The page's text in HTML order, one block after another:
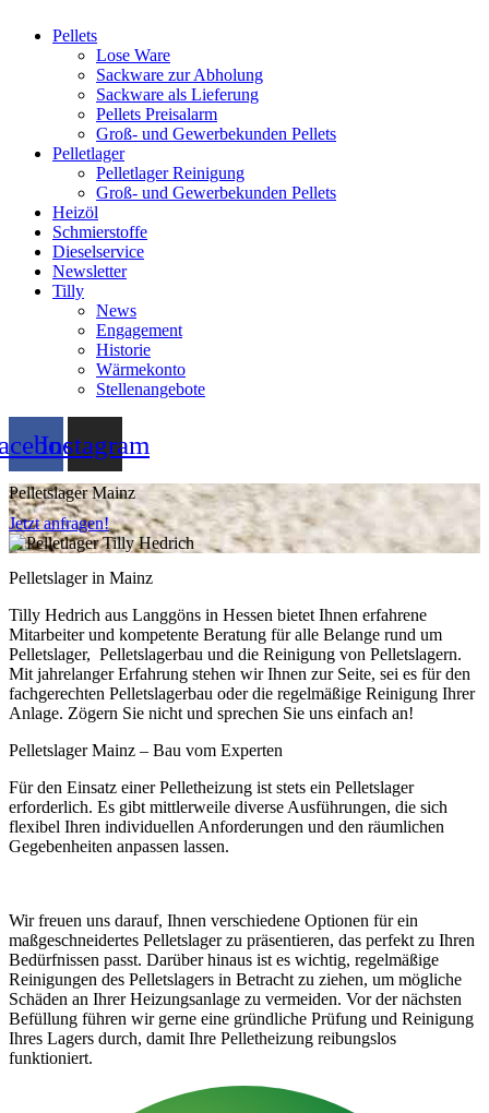
Pellets
Lose Ware
Sackware zur Abholung
Sackware als Lieferung
Pellets Preisalarm
Groß- und Gewerbekunden Pellets
Pelletlager
Pelletlager Reinigung
Groß- und Gewerbekunden Pellets
Heizöl
Schmierstoffe
Dieselservice
Newsletter
Tilly
News
Engagement
Historie
Wärmekonto
Stellenangebote
Instagram
Pelletslager Mainz
Jetzt anfragen!
Pelletslager in Mainz
Tilly Hedrich aus Langgöns in Hessen bietet Ihnen erfahrene
Mitarbeiter und kompetente Beratung für alle Belange rund um
Pelletslager, Pelletslagerbau und die Reinigung von Pelletslagern.
Mit jahrelanger Erfahrung stehen wir Ihnen zur Seite, sei es für den
fachgerechten Pelletslagerbau oder die regelmäßige Reinigung Ihrer
Anlage. Zögern Sie nicht und sprechen Sie uns einfach an!
Pelletslager Mainz – Bau vom Experten
Für den Einsatz einer Pelletheizung ist stets ein Pelletslager
erforderlich. Es gibt mittlerweile diverse Ausführungen, die sich
flexibel Ihren individuellen Anforderungen und den räumlichen
Gegebenheiten anpassen lassen.
Wir freuen uns darauf, Ihnen verschiedene Optionen für ein
maßgeschneidertes Pelletslager zu präsentieren, das perfekt zu Ihren
Bedürfnissen passt. Darüber hinaus ist es wichtig, regelmäßige
Reinigungen des Pelletslagers in Betracht zu ziehen, um mögliche
Schäden an Ihrer Heizungsanlage zu vermeiden. Vor der nächsten
Befüllung führen wir gerne eine gründliche Prüfung und Reinigung
Ihres Lagers durch, damit Ihre Pelletheizung reibungslos
funktioniert.